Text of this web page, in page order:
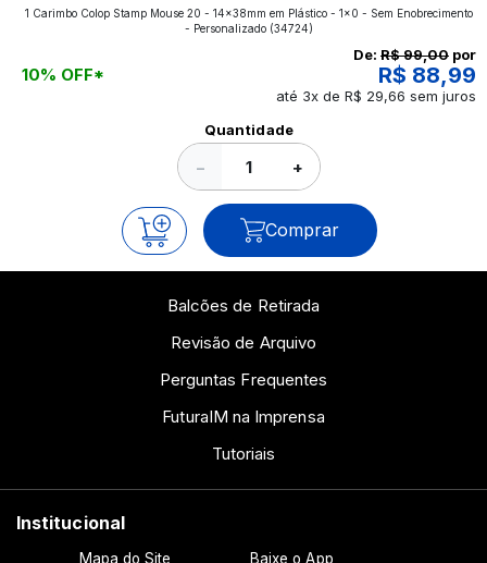
aplicados nos impressos da gráfica FuturaIM? Então,
continue a leitura que vamos revelar para você!
1 Carimbo Colop Stamp Mouse 20 - 14x38mm em Plástico - 1x0 - Sem Enobrecimento
- Personalizado (34724)
10% OFF*
De: R$ 99,00 por
R$ 88,99
até 3x de R$ 29,66 sem juros
Quantidade
− +
Comprar
Balcões de Retirada
Revisão de Arquivo
Perguntas Frequentes
FuturaIM na Imprensa
Tutoriais
Institucional
Mapa do Site Baixe o App